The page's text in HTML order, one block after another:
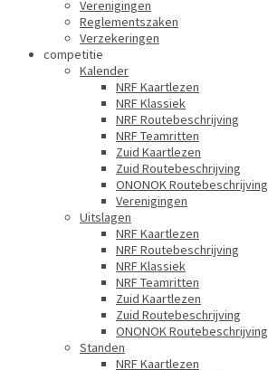
Verenigingen
Reglementszaken
Verzekeringen
competitie
Kalender
NRF Kaartlezen
NRF Klassiek
NRF Routebeschrijving
NRF Teamritten
Zuid Kaartlezen
Zuid Routebeschrijving
ONONOK Routebeschrijving
Verenigingen
Uitslagen
NRF Kaartlezen
NRF Routebeschrijving
NRF Klassiek
NRF Teamritten
Zuid Kaartlezen
Zuid Routebeschrijving
ONONOK Routebeschrijving
Standen
NRF Kaartlezen